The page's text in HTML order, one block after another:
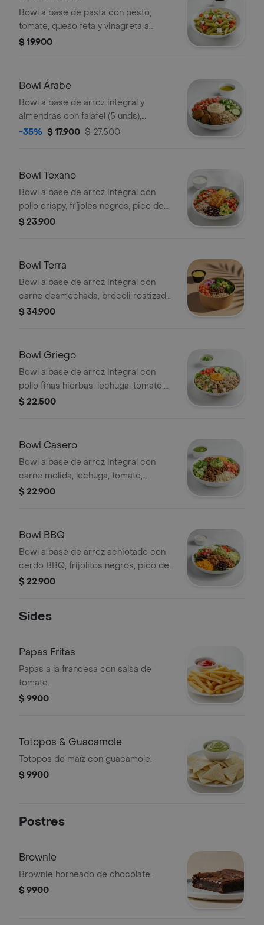
Bowl a base de pasta con pesto,
tomate, queso feta y vinagreta a
elección. El tamaño perfecto para que
$ 19.900
Bowl Árabe
Bowl a base de arroz integral y
almendras con falafel (5 unds),
hummus de garbanzo, tomate, pepino,
acompañes con un wrap.
-35% $ 17.900 $ 27.500
Bowl Texano
Bowl a base de arroz integral con
pollo crispy, fríjoles negros, pico de
gallo, aguacate, totopos y vinagreta a
$ 23.900
Bowl Terra
Bowl a base de arroz integral con
carne desmechada, brócoli rostizado,
tomate, cebolla encurtida, aguacate,
acompañes con un sándwich o wrap.
$ 34.900
Bowl Griego
Bowl a base de arroz integral con
pollo finas hierbas, lechuga, tomate,
pepino, cilantro, hummus de pimentón
un wrap.
$ 22.500
Bowl Casero
Bowl a base de arroz integral con
carne molida, lechuga, tomate,
pepino, maíz, cilantro, guacamole y
un wrap.
$ 22.900
Bowl BBQ
Bowl a base de arroz achiotado con
cerdo BBQ, frijolitos negros, pico de
gallo, lechuga, guacamole y salsa roja
sándwich/wrap.
$ 22.900
Sides
Papas Fritas
Papas a la francesa con salsa de
tomate.
$ 9900
Totopos & Guacamole
Totopos de maíz con guacamole.
$ 9900
Postres
Brownie
Brownie horneado de chocolate.
$ 9900